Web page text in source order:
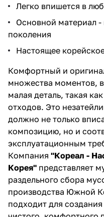
Легко впишется в
Основной материал
поколения
Настоящее
Комфортный и
множества моментов,
малая деталь, такая
отходов. Это
должно не только
композицию, но и
эксплуатационным
Компания "Кореал -
Корея" представляет
раздельного сбора
производства Южной
подходит для